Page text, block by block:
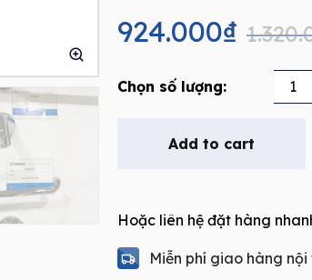
price
was:
1.320.000₫.
924.000₫
price
is:
924.000₫.
vệ
MOEN
quantity
Add to cart
Hoặc liên hệ đặt hàng
Miễn phí giao hàng nội